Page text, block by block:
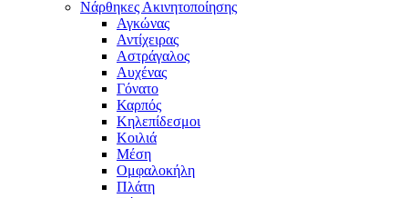
Νάρθηκες Ακινητοποίησης
Αγκώνας
Αντίχειρας
Αστράγαλος
Αυχένας
Γόνατο
Καρπός
Κηλεπίδεσμοι
Κοιλιά
Μέση
Ομφαλοκήλη
Πλάτη